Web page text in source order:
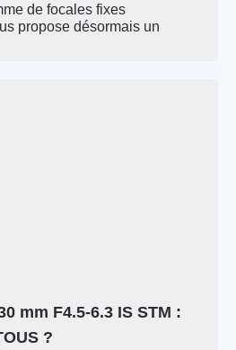
de focales fixes
propose désormais un
mm F4.5-6.3 IS STM :
?